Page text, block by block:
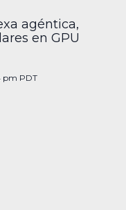
agéntica,
en GPU
pm PDT